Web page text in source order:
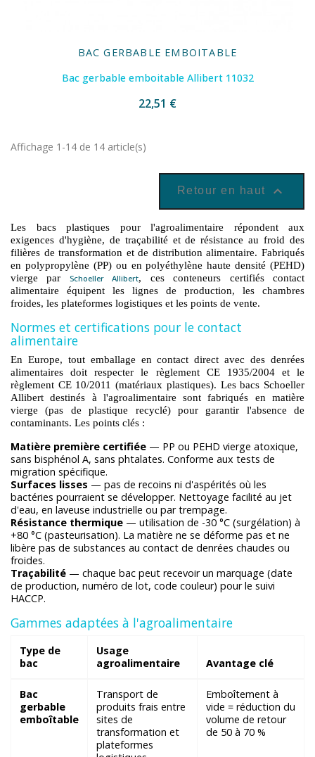
BAC GERBABLE EMBOITABLE
Bac gerbable emboitable Allibert 11032
22,51 €
Affichage 1-14 de 14 article(s)
Retour en haut 
Les bacs plastiques pour l'agroalimentaire répondent aux
exigences d'hygiène, de traçabilité et de résistance au froid des
filières de transformation et de distribution alimentaire. Fabriqués
en polypropylène (PP) ou en polyéthylène haute densité (PEHD)
vierge par
Schoeller Allibert, ces conteneurs certifiés contact
alimentaire équipent les lignes de production, les chambres
froides, les plateformes logistiques et les points de vente.
Normes et certifications pour le contact
alimentaire
En Europe, tout emballage en contact direct avec des denrées
alimentaires doit respecter le règlement CE 1935/2004 et le
règlement CE 10/2011 (matériaux plastiques). Les bacs Schoeller
Allibert destinés à l'agroalimentaire sont fabriqués en matière
vierge (pas de plastique recyclé) pour garantir l'absence de
contaminants. Les points clés :
Matière première certifiée — PP ou PEHD vierge atoxique,
sans bisphénol A, sans phtalates. Conforme aux tests de
migration spécifique.
Surfaces lisses — pas de recoins ni d'aspérités où les
bactéries pourraient se développer. Nettoyage facilité au jet
d'eau, en laveuse industrielle ou par trempage.
Résistance thermique — utilisation de -30 °C (surgélation) à
+80 °C (pasteurisation). La matière ne se déforme pas et ne
libère pas de substances au contact de denrées chaudes ou
froides.
Traçabilité — chaque bac peut recevoir un marquage (date
de production, numéro de lot, code couleur) pour le suivi
HACCP.
Gammes adaptées à l'agroalimentaire
Type de
bac
Usage
agroalimentaire
Avantage clé
Bac
gerbable
emboîtable
Transport de
produits frais entre
sites de
transformation et
plateformes
Emboîtement à
vide = réduction du
volume de retour
de 50 à 70 %